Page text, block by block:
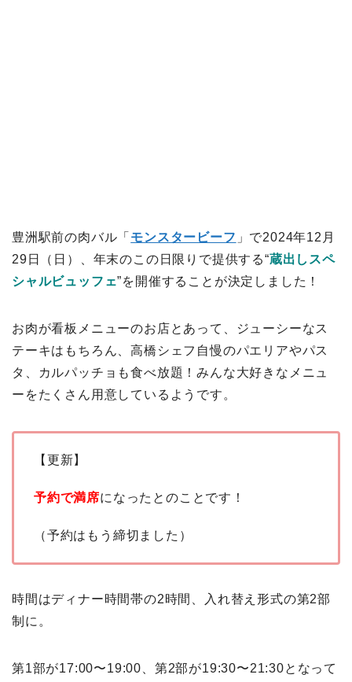
豊洲駅前の肉バル「 モンスタービーフ 」で2024年12月
29日（日）、年末のこの日限りで提供する“蔵出しスペ
シャルビュッフェ”を開催することが決定しました！
お肉が看板メニューのお店とあって、ジューシーなス
テーキはもちろん、高橋シェフ自慢のパエリアやパス
タ、カルパッチョも食べ放題！みんな大好きなメニュ
ーをたくさん用意しているようです。
【更新】
予約で満席になったとのことです！
（予約はもう締切ました）
時間はディナー時間帯の2時間、入れ替え形式の第2部
制に。
第1部が17:00〜19:00、第2部が19:30〜21:30となって